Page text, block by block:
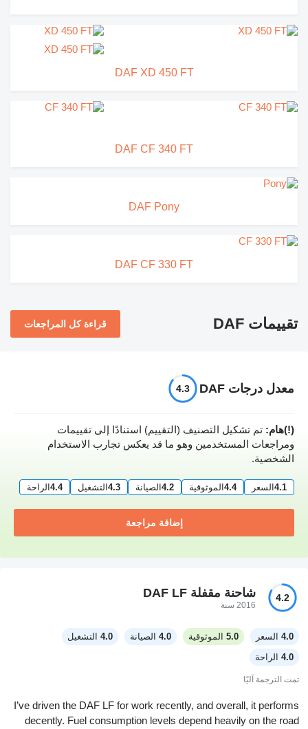
DAF XD 450 FT
DAF CF 340 FT
DAF Pony
DAF CF 330 FT
تقييمات DAF قراءة كل المراجعات
معدل درجات DAF 4.3
(!)هام: تم تشكيل التصنيف (التقييم) استنادًا إلى تقييمات
ومراجعات المستخدمين وهو ما قد يعكس تجارب الاستخدام
الشخصية.
4.1 السعر 4.4 الموثوقية 4.2 الصيانة 4.3 التشغيل 4.4 الراحة
إضافة مراجعة
4.2 شاحنة مقفلة DAF LF
2016 سنة
4.0 السعر 5.0 الموثوقية 4.0 الصيانة 4.0 التشغيل
4.0 الراحة
تمت الترجمة آليًا
I’ve driven the DAF LF for work recently, and overall, it performs
decently. Fuel consumption levels depend heavily on the road